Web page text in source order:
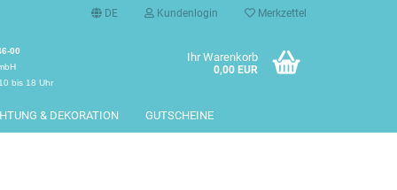
DE Kundenlogin Merkzettel
00
bis 18 Uhr
Ihr Warenkorb
0,00 EUR
& DEKORATION GUTSCHEINE